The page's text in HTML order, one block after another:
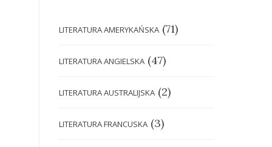
LITERATURA AMERYKAŃSKA (71)
LITERATURA ANGIELSKA (47)
LITERATURA AUSTRALIJSKA (2)
LITERATURA FRANCUSKA (3)